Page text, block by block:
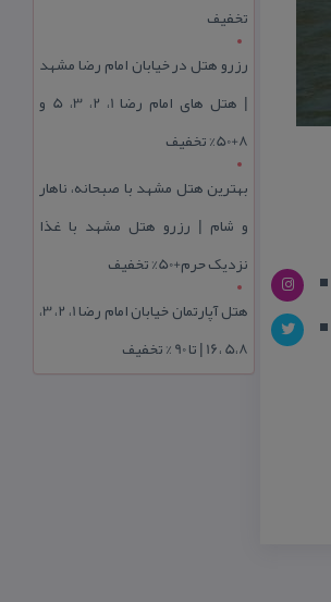
تخفیف
رزرو هتل در خیابان امام رضا مشهد
| هتل‌ های امام رضا 1، 2، 3، 5 و
8+50% تخفیف
بهترین هتل مشهد با صبحانه، ناهار
و شام | رزرو هتل مشهد با غذا
نزدیک حرم+50% تخفیف
هتل آپارتمان خیابان امام رضا 1، 2، 3،
5،8 ،16 | تا 90 % تخفیف